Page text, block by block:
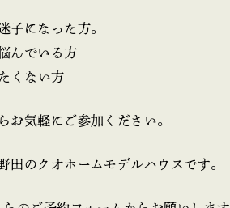
子になった方。
んでいる方
くない方
お気軽にご参加ください。
田のクオホームモデルハウスです。